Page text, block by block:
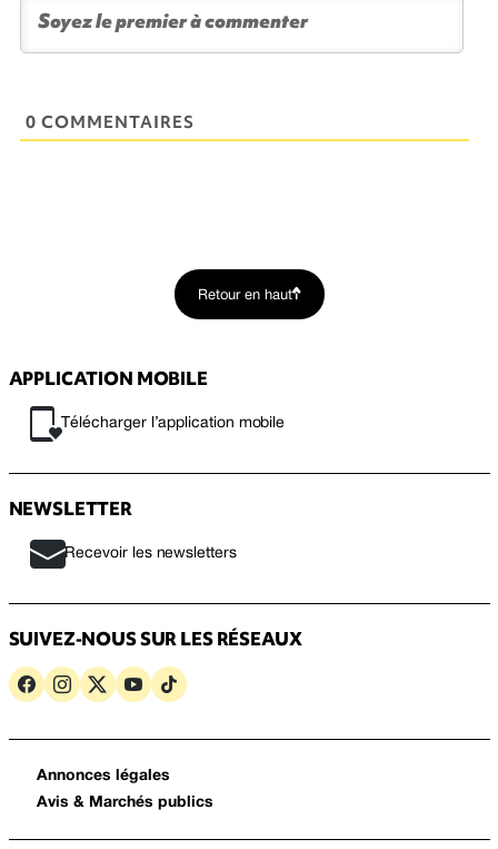
0 COMMENTAIRES
Retour en haut
APPLICATION MOBILE
Télécharger l’application mobile
NEWSLETTER
Recevoir les newsletters
SUIVEZ-NOUS SUR LES RÉSEAUX
Annonces légales
Avis & Marchés publics